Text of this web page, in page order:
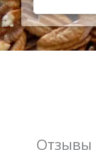
Отзывы